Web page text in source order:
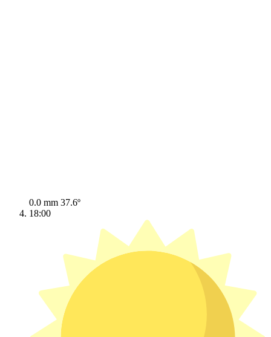
0.0 mm 37.6º
18:00